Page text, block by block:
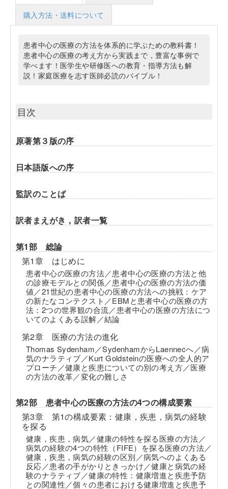
購入方法・送料について
患者中心の医療の方法を体系的に学ぶための教科書！
患者中心の医療の考え方から実践まで，豊富な事例で
学べます！医学生や研修医への教育・指導方法も解
説！家庭医療を志す医師必読のバイブル！
目次
原著第３版の序
日本語版への序
監訳のことば
訳者まえがき，訳者一覧
第1部 総論
第1章 はじめに
患者中心の医療の方法／患者中心の医療の方法と他
の診療モデルとの関係／患者中心の医療の方法の価
値／21世紀の患者中心の医療の方法への挑戦：ケア
の新たなコンテクスト／EBMと患者中心の医療の方
法：2つの世界観の合流／患者中心の医療の方法につ
いてのよくある誤解／結論
第2章 医療の方法の進化
Thomas Sydenham／SydenhamからLaennecへ／病
気のナラティブ／Kurt Goldsteinの医療への全人的ア
プローチ／健康と疾患についての別の考え方／医療
の方法の改革／変化の難しさ
第2部 患者中心の医療の方法の4つの構成要素
第3章 第1の構成要素：健康，疾患，病気の経験
を探る
健康，疾患，病気／健康の特性を探る医療の方法／
病気の経験の4つの特性（FIFE）を探る医療の方法／
健康，疾患，病気の経験の区別／病気へのよくある
反応／患者の手がかりときっかけ／健康と病気の経
験のナラティブ／健康の特性：健康増進と疾患予防
との関連性／個々の患者における健康増進と疾患予